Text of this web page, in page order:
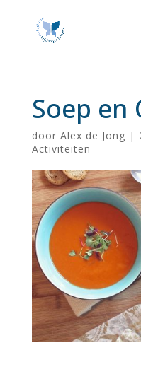
Soep en
door Alex de Jong |
Activiteiten